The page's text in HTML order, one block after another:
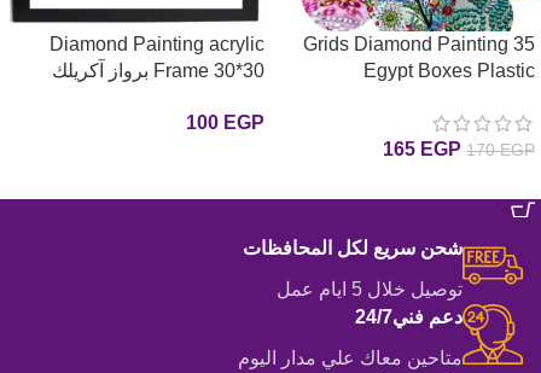
35 Grids Diamond Painting
Egypt Boxes Plastic
الرسم بالماس35 عين
170EGP
165 EGP
Diamond Painting acrylic
Frame 30*30 برواز آكريلك
100 EGP
شحن سريع لكل المحافظات
توصيل خلال 5 ايام عمل
دعم فني24/7
متاحين معاك علي مدار اليوم